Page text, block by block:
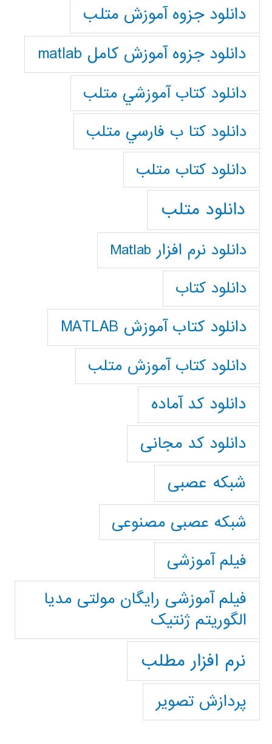
دانلود جزوه آموزش متلب
دانلود جزوه آموزش کامل matlab
دانلود كتاب آموزشي متلب
دانلود كتا ب فارسي متلب
دانلود كتاب متلب
دانلود متلب
دانلود نرم افزار Matlab
دانلود کتاب
دانلود کتاب آموزش MATLAB
دانلود کتاب آموزش متلب
دانلود کد آماده
دانلود کد مجانی
شبکه عصبی
شبکه عصبی مصنوعی
فیلم آموزشی
فیلم آموزشی رایگان مولتی مدیا
الگوریتم ژنتیک
نرم افزار مطلب
پردازش تصویر